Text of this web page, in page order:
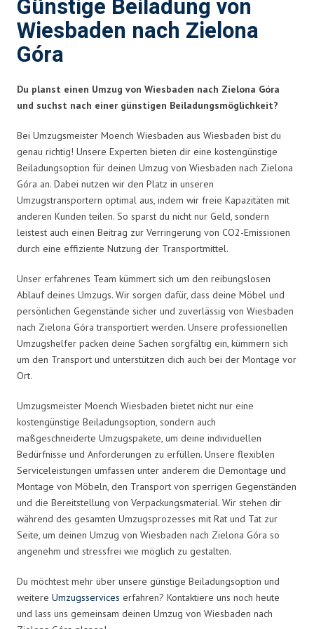
Günstige Beiladung von
Wiesbaden nach Zielona
Góra
Du planst einen Umzug von Wiesbaden nach Zielona Góra
und suchst nach einer günstigen Beiladungsmöglichkeit?
Bei Umzugsmeister Moench Wiesbaden aus Wiesbaden bist du
genau richtig! Unsere Experten bieten dir eine kostengünstige
Beiladungsoption für deinen Umzug von Wiesbaden nach Zielona
Góra an. Dabei nutzen wir den Platz in unseren
Umzugstransportern optimal aus, indem wir freie Kapazitäten mit
anderen Kunden teilen. So sparst du nicht nur Geld, sondern
leistest auch einen Beitrag zur Verringerung von CO2-Emissionen
durch eine effiziente Nutzung der Transportmittel.
Unser erfahrenes Team kümmert sich um den reibungslosen
Ablauf deines Umzugs. Wir sorgen dafür, dass deine Möbel und
persönlichen Gegenstände sicher und zuverlässig von Wiesbaden
nach Zielona Góra transportiert werden. Unsere professionellen
Umzugshelfer packen deine Sachen sorgfältig ein, kümmern sich
um den Transport und unterstützen dich auch bei der Montage vor
Ort.
Umzugsmeister Moench Wiesbaden bietet nicht nur eine
kostengünstige Beiladungsoption, sondern auch
maßgeschneiderte Umzugspakete, um deine individuellen
Bedürfnisse und Anforderungen zu erfüllen. Unsere flexiblen
Serviceleistungen umfassen unter anderem die Demontage und
Montage von Möbeln, den Transport von sperrigen Gegenständen
und die Bereitstellung von Verpackungsmaterial. Wir stehen dir
während des gesamten Umzugsprozesses mit Rat und Tat zur
Seite, um deinen Umzug von Wiesbaden nach Zielona Góra so
angenehm und stressfrei wie möglich zu gestalten.
Du möchtest mehr über unsere günstige Beiladungsoption und
weitere Umzugsservices erfahren? Kontaktiere uns noch heute
und lass uns gemeinsam deinen Umzug von Wiesbaden nach